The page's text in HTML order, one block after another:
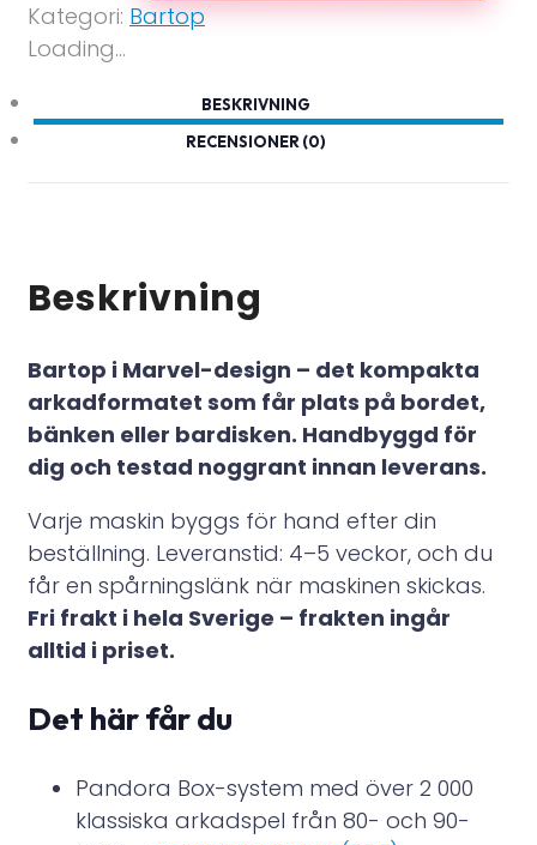
Marvel
mängd
Kategori: Bartop
Loading...
BESKRIVNING
RECENSIONER (0)
Beskrivning
Bartop i Marvel-design – det kompakta
arkadformatet som får plats på bordet,
bänken eller bardisken. Handbyggd för
dig och testad noggrant innan leverans.
Varje maskin byggs för hand efter din
beställning. Leveranstid: 4–5 veckor, och du
får en spårningslänk när maskinen skickas.
Fri frakt i hela Sverige – frakten ingår
alltid i priset.
Det här får du
Pandora Box-system med över 2 000
klassiska arkadspel från 80- och 90-